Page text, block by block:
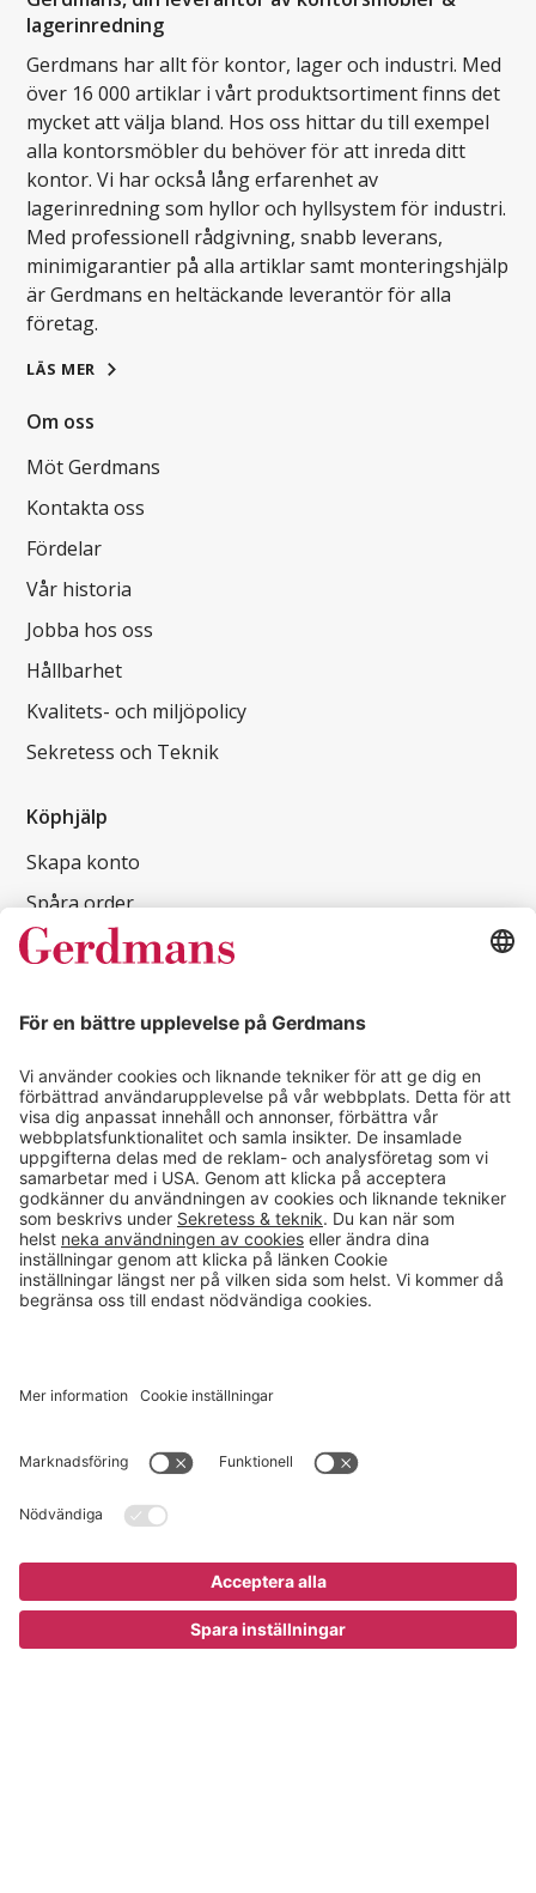
lagerinredning
Gerdmans har allt för kontor, lager och industri. Med
över 16 000 artiklar i vårt produktsortiment finns det
mycket att välja bland. Hos oss hittar du till exempel
alla kontorsmöbler du behöver för att inreda ditt
kontor. Vi har också lång erfarenhet av
lagerinredning som hyllor och hyllsystem för industri.
Med professionell rådgivning, snabb leverans,
minimigarantier på alla artiklar samt monteringshjälp
är Gerdmans en heltäckande leverantör för alla
företag.
LÄS MER
Om oss
Möt Gerdmans
Kontakta oss
Fördelar
Vår historia
Jobba hos oss
Hållbarhet
Kvalitets- och miljöpolicy
Sekretess och Teknik
Köphjälp
Skapa konto
Spåra order
Köpvillkor
Produkter A - Ö
Outlet
Kampanjer
Inspireras
Kundcase
info@gerdmans.se
0433-740 80
Kundservice öppettider
Vardagar 07.30-17.00